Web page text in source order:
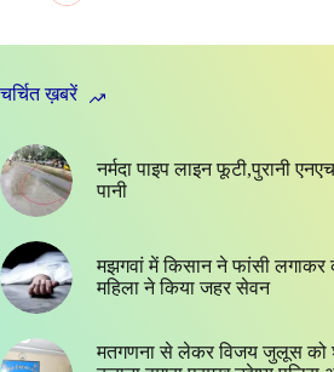
चर्चित ख़बरें
नर्मदा पाइप लाइन फूटी,पुरानी
पानी
मझगवां में किसान ने फांसी लगाकर
महिला ने किया जहर सेवन
मतगणना से लेकर विजय जुलूस को